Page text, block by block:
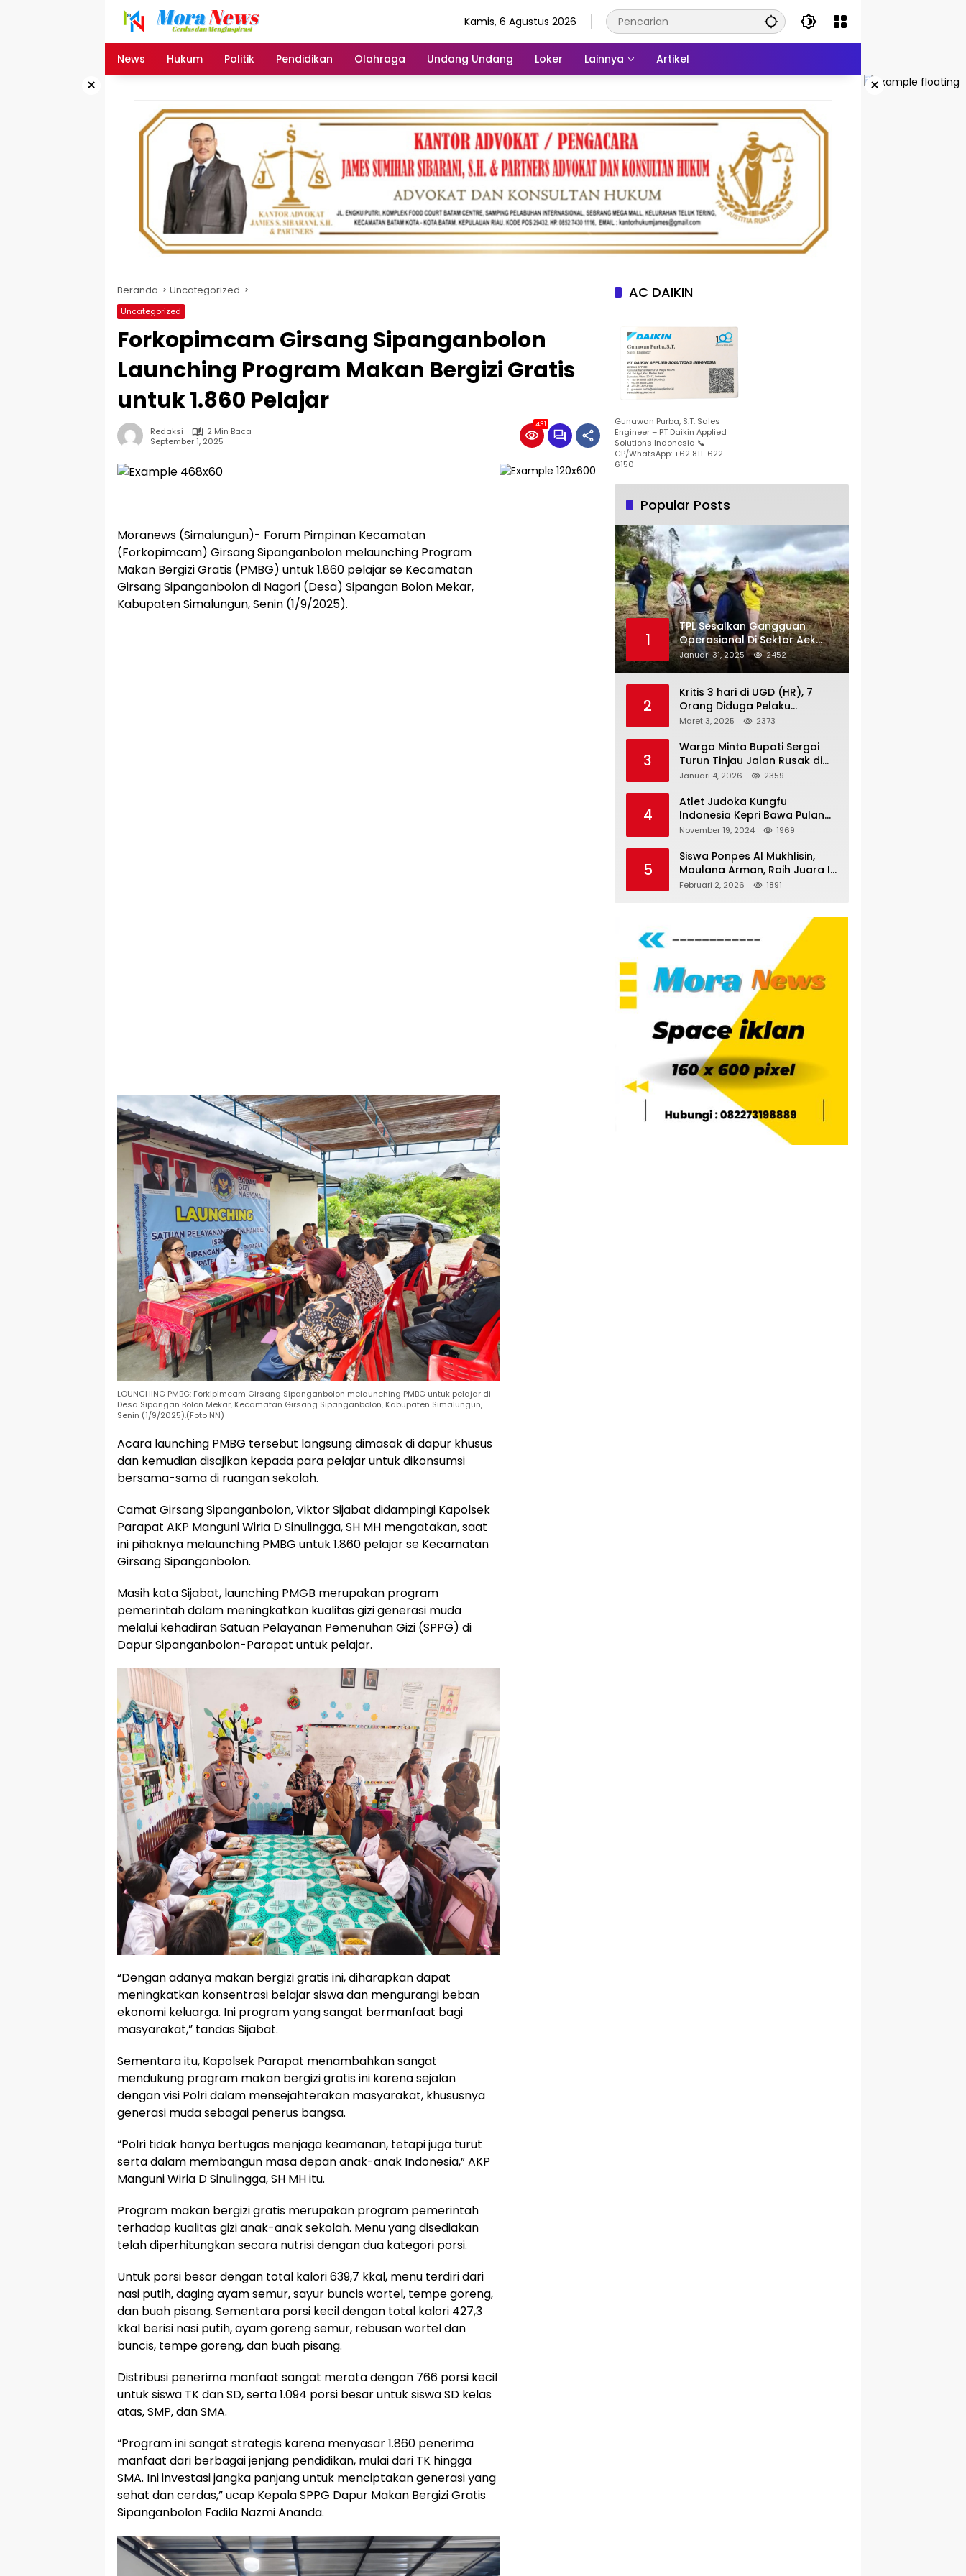
Kamis, 6 Agustus 2026
News Hukum Politik Pendidikan Olahraga Undang Undang Loker Lainnya Artikel
× ×
Beranda Uncategorized
Uncategorized
Forkopimcam Girsang Sipanganbolon
Launching Program Makan Bergizi Gratis
untuk 1.860 Pelajar
Redaksi
2 Min Baca
September 1, 2025
431
Moranews (Simalungun)- Forum Pimpinan Kecamatan
(Forkopimcam) Girsang Sipanganbolon melaunching Program
Makan Bergizi Gratis (PMBG) untuk 1.860 pelajar se Kecamatan
Girsang Sipanganbolon di Nagori (Desa) Sipangan Bolon Mekar,
Kabupaten Simalungun, Senin (1/9/2025).
LOUNCHING PMBG: Forkipimcam Girsang Sipanganbolon melaunching PMBG untuk pelajar di
Desa Sipangan Bolon Mekar, Kecamatan Girsang Sipanganbolon, Kabupaten Simalungun,
Senin (1/9/2025).(Foto NN)
Acara launching PMBG tersebut langsung dimasak di dapur khusus
dan kemudian disajikan kepada para pelajar untuk dikonsumsi
bersama-sama di ruangan sekolah.
Camat Girsang Sipanganbolon, Viktor Sijabat didampingi Kapolsek
Parapat AKP Manguni Wiria D Sinulingga, SH MH mengatakan, saat
ini pihaknya melaunching PMBG untuk 1.860 pelajar se Kecamatan
Girsang Sipanganbolon.
Masih kata Sijabat, launching PMGB merupakan program
pemerintah dalam meningkatkan kualitas gizi generasi muda
melalui kehadiran Satuan Pelayanan Pemenuhan Gizi (SPPG) di
Dapur Sipanganbolon-Parapat untuk pelajar.
“Dengan adanya makan bergizi gratis ini, diharapkan dapat
meningkatkan konsentrasi belajar siswa dan mengurangi beban
ekonomi keluarga. Ini program yang sangat bermanfaat bagi
masyarakat,” tandas Sijabat.
Sementara itu, Kapolsek Parapat menambahkan sangat
mendukung program makan bergizi gratis ini karena sejalan
dengan visi Polri dalam mensejahterakan masyarakat, khususnya
generasi muda sebagai penerus bangsa.
“Polri tidak hanya bertugas menjaga keamanan, tetapi juga turut
serta dalam membangun masa depan anak-anak Indonesia,” AKP
Manguni Wiria D Sinulingga, SH MH itu.
Program makan bergizi gratis merupakan program pemerintah
terhadap kualitas gizi anak-anak sekolah. Menu yang disediakan
telah diperhitungkan secara nutrisi dengan dua kategori porsi.
Untuk porsi besar dengan total kalori 639,7 kkal, menu terdiri dari
nasi putih, daging ayam semur, sayur buncis wortel, tempe goreng,
dan buah pisang. Sementara porsi kecil dengan total kalori 427,3
kkal berisi nasi putih, ayam goreng semur, rebusan wortel dan
buncis, tempe goreng, dan buah pisang.
Distribusi penerima manfaat sangat merata dengan 766 porsi kecil
untuk siswa TK dan SD, serta 1.094 porsi besar untuk siswa SD kelas
atas, SMP, dan SMA.
“Program ini sangat strategis karena menyasar 1.860 penerima
manfaat dari berbagai jenjang pendidikan, mulai dari TK hingga
SMA. Ini investasi jangka panjang untuk menciptakan generasi yang
sehat dan cerdas,” ucap Kepala SPPG Dapur Makan Bergizi Gratis
Sipanganbolon Fadila Nazmi Ananda.
AC DAIKIN
Gunawan Purba, S.T. Sales
Engineer – PT Daikin Applied
Solutions Indonesia 📞
CP/WhatsApp: +62 811-622-
6150
Popular Posts
1
TPL Sesalkan Gangguan
Operasional Di Sektor Aek
Nauli
Januari 31, 2025 2452
2
Kritis 3 hari di UGD (HR), 7
Orang Diduga Pelaku
Pengeroyokan di Lift KTV
Kantor Hukum JAP
Pertanyakan Kinerja Polresta
Tanjungpinang
Maret 3, 2025 2373
3
Warga Minta Bupati Sergai
Turun Tinjau Jalan Rusak di
Dusun 4 Desa Sei Periuk
Januari 4, 2026 2359
4
Atlet Judoka Kungfu
Indonesia Kepri Bawa Pulang
11 Medali Pra Fornas bogor, 3
November 19, 2024 1969
5
Siswa Ponpes Al Mukhlisin,
Maulana Arman, Raih Juara I
Taekwondo Junior Putra di
Februari 2, 2026 1891